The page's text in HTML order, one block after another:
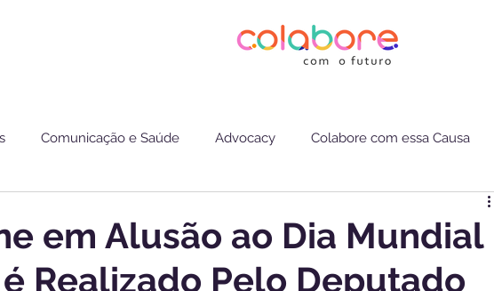
Comunicação e Saúde Advocacy Colabore com essa Causa
em Alusão ao Dia Mundial
Realizado Pelo Deputado